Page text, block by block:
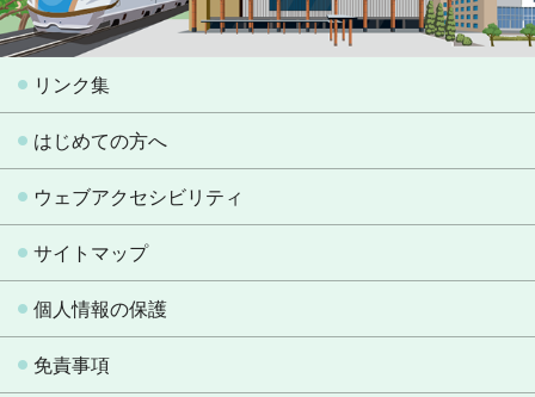
リンク集
はじめての方へ
ウェブアクセシビリティ
サイトマップ
個人情報の保護
免責事項